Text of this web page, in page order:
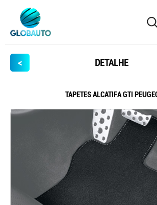
< DETALHE
TAPETES ALCATIFA GTI